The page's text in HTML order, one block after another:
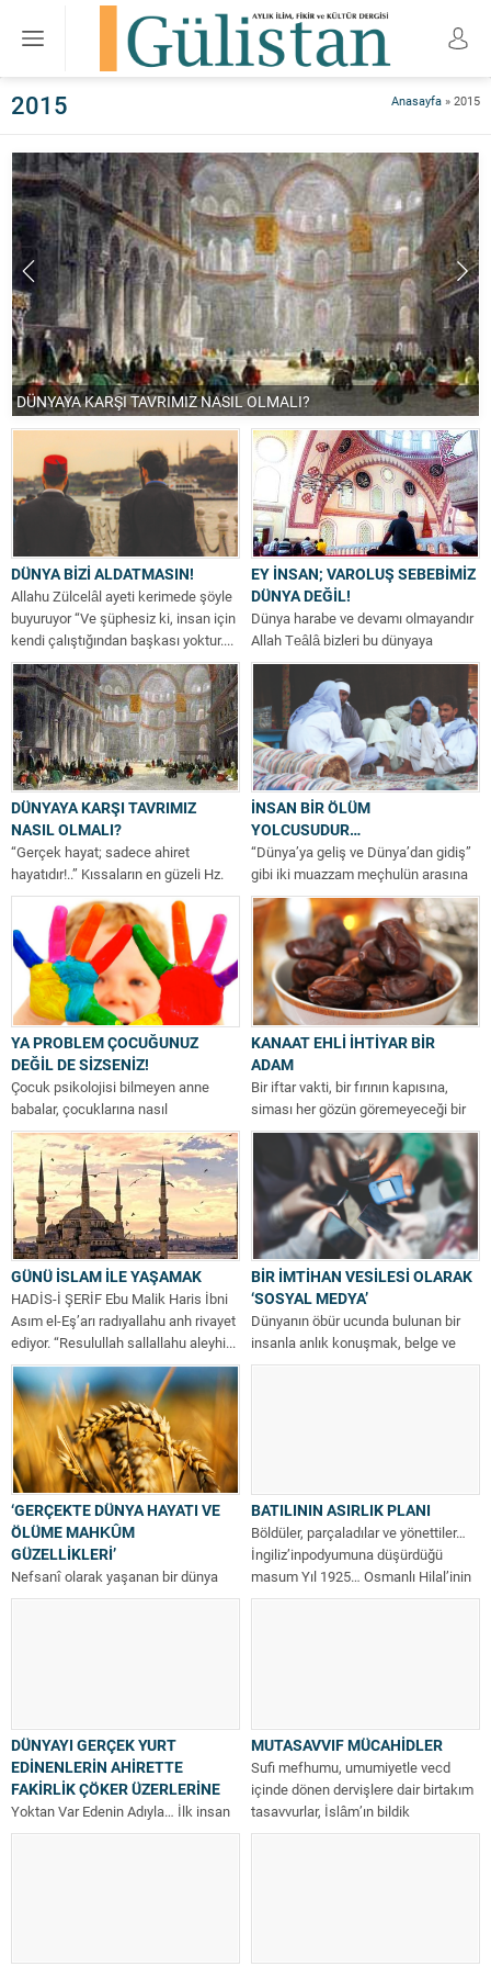
Anasayfa » 2015
2015
DÜNYAYA KARŞI TAVRIMIZ NASIL OLMALI?
DÜNYA BİZİ ALDATMASIN!
Allahu Zülcelâl ayeti kerimede şöyle
buyuruyor “Ve şüphesiz ki, insan için
kendi çalıştığından başkası yoktur....
EY İNSAN; VAROLUŞ SEBEBİMİZ
DÜNYA DEĞİL!
Dünya harabe ve devamı olmayandır
Allah Teâlâ bizleri bu dünyaya
imtihan için göndermiş, ahiretin
tarlası...
DÜNYAYA KARŞI TAVRIMIZ
NASIL OLMALI?
“Gerçek hayat; sadece ahiret
hayatıdır!..” Kıssaların en güzeli Hz.
Yûsuf’un kıssasını hepimiz biliriz.
Rabbimizin, “Ahsen’ul...
İNSAN BİR ÖLÜM
YOLCUSUDUR…
“Dünya’ya geliş ve Dünya’dan gidiş”
gibi iki muazzam meçhulün arasına
sıkışan idrak, Dünya’ya aid gerçek...
YA PROBLEM ÇOCUĞUNUZ
DEĞİL DE SİZSENİZ!
Çocuk psikolojisi bilmeyen anne
babalar, çocuklarına nasıl
yaklaşacaklarını, nasıl diyalog
kuracaklarını bilmiyorlar. Çocuklar
aileden çok...
KANAAT EHLİ İHTİYAR BİR
ADAM
Bir iftar vakti, bir fırının kapısına,
siması her gözün göremeyeceği bir
asalet taşıyan, güngörmüş bir...
GÜNÜ İSLAM İLE YAŞAMAK
HADİS-İ ŞERİF Ebu Malik Haris İbni
Asım el-Eş’arı radıyallahu anh rivayet
ediyor. “Resulullah sallallahu aleyhi...
BİR İMTİHAN VESİLESİ OLARAK
‘SOSYAL MEDYA’
Dünyanın öbür ucunda bulunan bir
insanla anlık konuşmak, belge ve
bilgi paylaşmak basit bir hale...
‘GERÇEKTE DÜNYA HAYATI VE
ÖLÜME MAHKÛM
GÜZELLİKLERİ’
Nefsanî olarak yaşanan bir dünya
hayatı, helake götüren hile ve
BATILININ ASIRLIK PLANI
Böldüler, parçaladılar ve yönettiler…
İngiliz’inpodyumuna düşürdüğü
masum Yıl 1925… Osmanlı Hilal’inin
batışının ardından henüz iki...
DÜNYAYI GERÇEK YURT
EDİNENLERİN AHİRETTE
FAKİRLİK ÇÖKER ÜZERLERİNE
Yoktan Var Edenin Adıyla… İlk insan
ve ilk peygamber Hz. Âdem’in
MUTASAVVIF MÜCAHİDLER
Sufi mefhumu, umumiyetle vecd
içinde dönen dervişlere dair birtakım
tasavvurlar, İslâm’ın bildik
geleneklerine benzemeyen sıradışı...